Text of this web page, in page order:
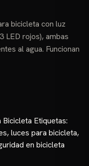
bicicleta con luz
LED rojos), ambas
al agua. Funcionan
Bicicleta Etiquetas:
,luces para bicicleta,
en bicicleta